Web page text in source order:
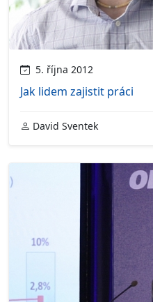
5. října 2012
Jak lidem zajistit práci
David Sventek